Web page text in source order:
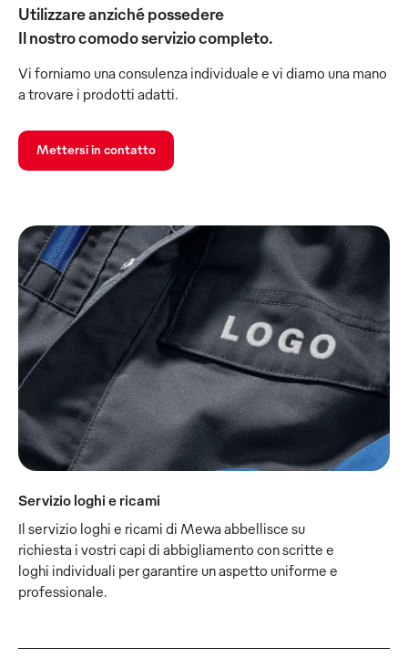
Utilizzare anziché possedere
Il nostro comodo servizio completo.
Vi forniamo una consulenza individuale e vi diamo una mano
a trovare i prodotti adatti.
Mettersi in contatto
Servizio loghi e ricami
Il servizio loghi e ricami di Mewa abbellisce su
richiesta i vostri capi di abbigliamento con scritte e
loghi individuali per garantire un aspetto uniforme e
professionale.